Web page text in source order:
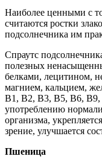
Наиболее ценными с
считаются ростки
подсолнечника им
Спраутс
полезных
белками, лецитином,
магнием, кальцием,
В1, В2, В3, В5, В6, В9,
употреблению
организма,
зрение, улучшается
Пшеница